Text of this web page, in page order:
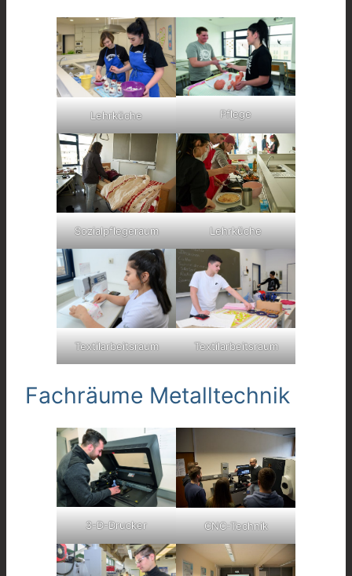
Lehrküche Pflege
Sozialpflegeraum Lehrküche
Textilarbeitsraum Textilarbeitsraum
Fachräume Metalltechnik
3-D-Drucker CNC-Technik